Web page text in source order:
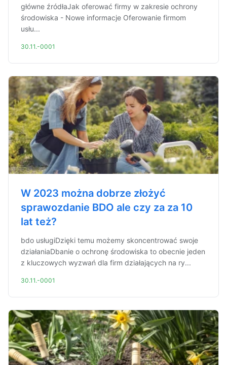
główne źródłaJak oferować firmy w zakresie ochrony
środowiska - Nowe informacje Oferowanie firmom
usłu...
30.11.-0001
W 2023 można dobrze złożyć
sprawozdanie BDO ale czy za za 10
lat też?
bdo usługiDzięki temu możemy skoncentrować swoje
działaniaDbanie o ochronę środowiska to obecnie jeden
z kluczowych wyzwań dla firm działających na ry...
30.11.-0001